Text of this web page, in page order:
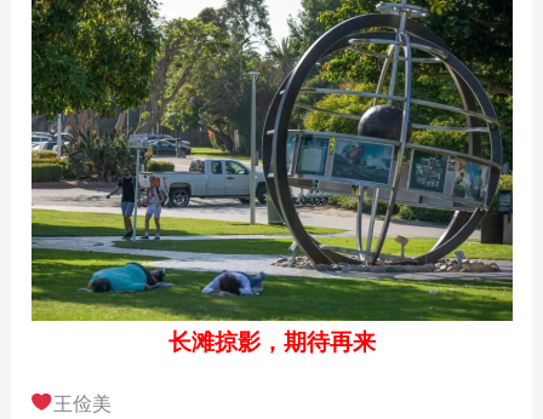
长滩掠影，期待再来
王俭美